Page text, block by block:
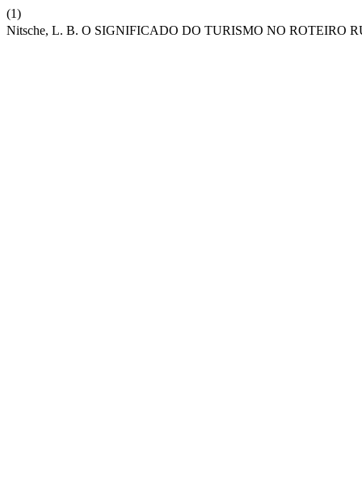
(1)
Nitsche, L. B. O SIGNIFICADO DO TURISMO NO ROTEIRO